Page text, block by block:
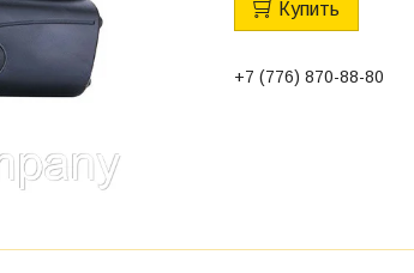
Купить
+7 (776) 870-88-80